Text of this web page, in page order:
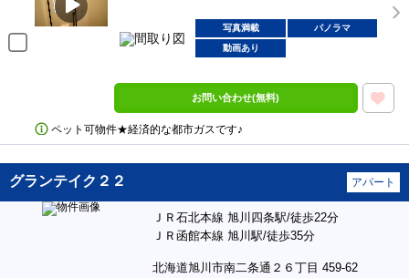
写真満載
パノラマ
動画あり
お問い合わせ(無料)
ペット可物件★経済的な都市ガスです♪
グランテイク２２ アパート
ＪＲ石北本線 旭川四条駅/徒歩22分
ＪＲ函館本線 旭川駅/徒歩35分
北海道旭川市南二条通２６丁目 459-62